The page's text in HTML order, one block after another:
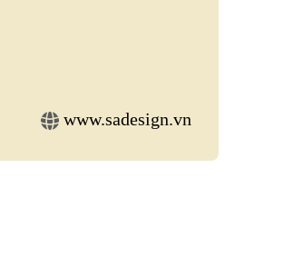
www.sadesign.vn